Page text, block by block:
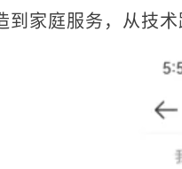
到家庭服务，从技